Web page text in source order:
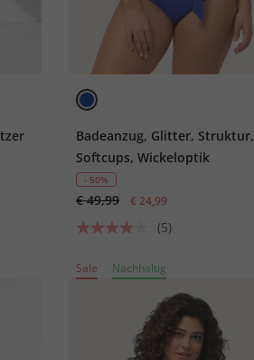
Badeanzug, Glitter, Struktur,
Softcups, Wickeloptik
- 50%
€ 49,99 € 24,99
(5)
Sale Nachhaltig